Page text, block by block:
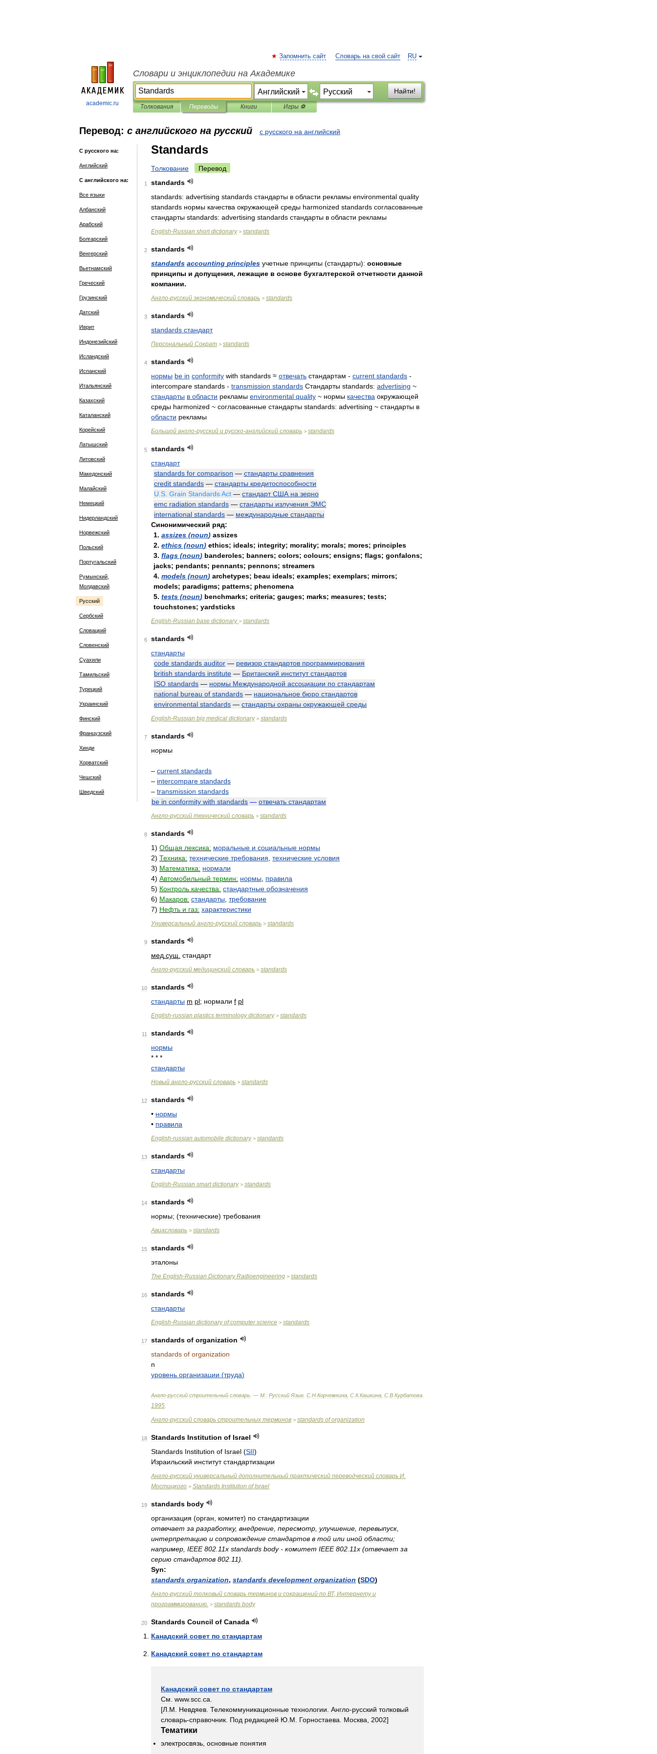
academic.ru
RU
Запомнить сайт Словарь на свой сайт
Словари и энциклопедии на Академике
Найти!
Толкования Переводы Книги Игры ⚽
Перевод: с английского на русский с русского на английский
С русского на:
Английский
С английского на:
Все языки
Албанский
Арабский
Болгарский
Венгерский
Вьетнамский
Греческий
Грузинский
Датский
Иврит
Индонезийский
Исландский
Испанский
Итальянский
Казахский
Каталанский
Корейский
Латышский
Литовский
Македонский
Малайский
Немецкий
Нидерландский
Норвежский
Польский
Португальский
Румынский,
Молдавский
Русский
Сербский
Словацкий
Словенский
Суахили
Тамильский
Турецкий
Украинский
Финский
Французский
Хинди
Хорватский
Чешский
Шведский
Standards
Толкование Перевод
1
standards
standards: advertising standards стандарты в области рекламы environmental quality
standards нормы качества окружающей среды harmonized standards согласованные
стандарты standards: advertising standards стандарты в области рекламы
English-Russian short dictionary> standards
2
standards
standards accounting principles учетные принципы (стандарты): основные
принципы и допущения, лежащие в основе бухгалтерской отчетности данной
компании.
Англо-русский экономический словарь > standards
3
standards
standards стандарт
Персональный Сократ > standards
4
standards
нормы be in conformity with standards ≈ отвечать стандартам - current standards -
intercompare standards - transmission standards Стандарты standards: advertising ~
стандарты в области рекламы environmental quality ~ нормы качества окружающей
среды harmonized ~ согласованные стандарты standards: advertising ~ стандарты в
области рекламы
Большой англо-русский и русско-английский словарь > standards
5
standards
стандарт
standards for comparison — стандарты сравнения
credit standards — стандарты кредитоспособности
U S Grain StandardsAct — стандарт США на зерно
emc radiation standards — стандарты излучения ЭМС
international standards — международные стандарты
Синонимический ряд:
1. assizes (noun) assizes
2. ethics (noun) ethics; ideals; integrity; morality; morals; mores; principles
3. flags (noun) banderoles; banners; colors; colours; ensigns; flags; gonfalons;
jacks; pendants; pennants; pennons; streamers
4. models (noun) archetypes; beau ideals; examples; exemplars; mirrors;
models; paradigms; patterns; phenomena
5. tests (noun) benchmarks; criteria; gauges; marks; measures; tests;
touchstones; yardsticks
English-Russian base dictionary > standards
6
standards
стандарты
code standards auditor — ревизор стандартов программирования
british standards institute — Британский институт стандартов
ISO standards — нормы Международной ассоциации по стандартам
national bureau of standards — национальное бюро стандартов
environmental standards — стандарты охраны окружающей среды
English-Russian big medical dictionary> standards
7
standards
нормы
– current standards
– intercompare standards
– transmission standards
be in conformity with standards — отвечать стандартам
Англо-русский технический словарь > standards
8
standards
1) Общая лексика: моральные и социальные нормы
2) Техника: технические требования технические условия
3) Математика: нормали
4) Автомобильный термин: нормы
правила
5) Контроль качества: стандартные обозначения
6) Макаров: стандарты требование
7) Нефть и газ: характеристики
Универсальный англо-русский словарь > standards
9
standards
мед сущ стандарт
Англо-русский медицинский словарь > standards
10
standards
стандарты m pl; нормали f pl
English-russian plastics terminology dictionary> standards
11
standards
нормы
* * *
стандарты
Новый англо-русский словарь > standards
12
standards
• нормы
• правила
English-russian automobile dictionary> standards
13
standards
стандарты
English-Russian smart dictionary> standards
14
standards
нормы; (технические) требования
Авиасловарь > standards
15
standards
эталоны
The English-Russian Dictionary Radioengineering > standards
16
standards
стандарты
English-Russian dictionary of computer science > standards
17 standards of organization
standards of organization
n
уровень организации (труда)
Англо-русский строительный словарь . — М : Русский Язык. С Н Корчемкина С К.Кашкина С В Курбатова
1995
Англо-русский словарь строительных терминов > standards of organization
18 Standards Institution of Israel
Standards Institution of Israel (SII)
Израильский институт стандартизации
Англо-русский универсальный дополнительный практический переводческий словарь И.
Мостицкого > Standards Institution of Israel
19 standards body
организация (орган комитет) по стандартизации
отвечает за разработку, внедрение пересмотр улучшение перевыпуск
интерпретацию и сопровождение стандартов в той или иной области;
например IEEE 802 11x standards body- комитет IEEE 802 11x (отвечает за
серию стандартов 802 11).
Syn:
standards organization, standards development organization (SDO)
Англо-русский толковый словарь терминов и сокращений по ВТ, Интернету и
программированию. > standards body
20 Standards Council of Canada
Канадский совет по стандартам
Канадский совет no стандартам
Канадский совет no стандартам
См www.scc ca
[Л М Невдяев Телекоммуникационные технологии Англо-русский толковый
словарь-справочник Под редакцией Ю М Горностаева Москва 2002]
Тематики
электросвязь основные понятия